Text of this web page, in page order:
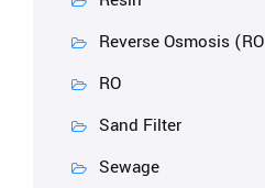
Reverse Osmosis (RO
RO
Sand Filter
Sewage